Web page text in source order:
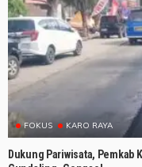
FOKUS KARO RAYA
Dukung Pariwisata,